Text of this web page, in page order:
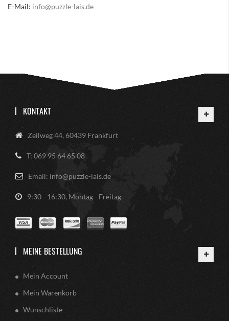
E-Mail: info@puzzle-lais.de
KONTAKT
Zeilweg 44, 60439 Frankfurt
T: 069 95 64 65 08
Email: info@puzzle-lais.de
9:30 - 16:30, Montag - Freitag
MEINE BESTELLUNG
Mein Account
Mein Warenkorb
Wunschliste